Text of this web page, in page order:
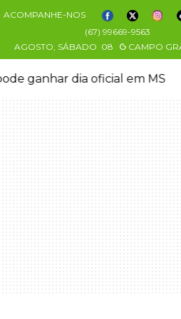
ACOMPANHE-NOS
(67) 99669-9563
AGOSTO, SÁBADO 08 CAMPO
ganhar dia oficial em MS